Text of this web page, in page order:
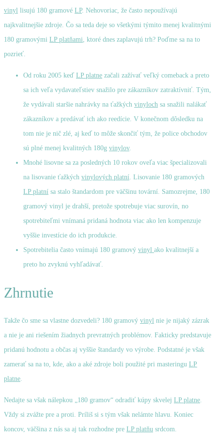
vinyl lisujú 180 gramové LP. Nehovoriac, že často nepoužívajú
najkvalitnejšie zdroje. Čo sa teda deje so všetkými týmito menej kvalitnými
180 gramovými LP platňami , ktoré dnes zaplavujú trh? Poďme sa na to
pozrieť.
Od roku 2005 keď LP platne začali zažívať veľký comeback a preto
sa ich veľa vydavateľstiev snažilo pre zákazníkov zatraktívniť. Tým,
že vydávali staršie nahrávky na ťažkých vinyloch sa snažili nalákať
zákazníkov a predávať ich ako reedície. V konečnom dôsledku na
tom nie je nič zlé, aj keď to môže skončiť tým, že police obchodov
sú plné menej kvalitných 180g vinylov.
Mnohé lisovne sa za posledných 10 rokov oveľa viac špecializovali
na lisovanie ťažkých vinylových platní . Lisovanie 180 gramových
LP platní sa stalo štandardom pre väčšinu tovární. Samozrejme, 180
gramový vinyl je drahší, pretože spotrebuje viac surovín, no
spotrebiteľmi vnímaná pridaná hodnota viac ako len kompenzuje
vyššie investície do ich produkcie.
Spotrebitelia často vnímajú 180 gramový vinyl ako kvalitnejší a
preto ho zvyknú vyhľadávať.
Zhrnutie
Takže čo sme sa vlastne dozvedeli? 180 gramový vinyl nie je nijaký zázrak
a nie je ani riešením žiadnych prevratných problémov. Fakticky predstavuje
pridanú hodnotu a občas aj vyššie štandardy vo výrobe. Podstatné je však
zamerať sa na to, kde, ako a aké zdroje boli použité pri masteringu LP
platne
Nedajte sa však nálepkou „180 gramov“ odradiť kúpy skvelej LP platne
Vždy si zvážte pre a proti. Príliš si s tým však nelámte hlavu. Koniec
koncov, väčšina z nás sa aj tak rozhodne pre LP platňu srdcom.